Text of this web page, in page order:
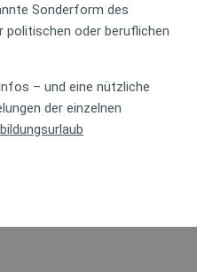
Sonderform des
politischen oder beruflichen
– und eine nützliche
der einzelnen